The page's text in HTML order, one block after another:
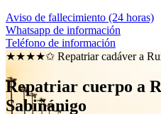
Aviso de fallecimiento (24 horas)
Whatsapp de información
Teléfono de información
★★★★✩ Repatriar cadáver a
Repatriar cuerpo a
Sabiñánigo